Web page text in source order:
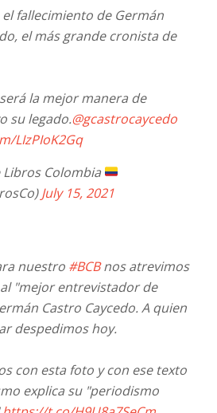
fallecimiento de Germán
el más grande cronista de
la mejor manera de
su legado.@gcastrocaycedo
LIzPIoK2Gq
Colombia
July 15, 2021
nuestro #BCBnos atrevimos
"mejor entrevistador de
Castro Caycedo. A quien
despedimos hoy.
con esta foto y con ese texto
explica su "periodismo